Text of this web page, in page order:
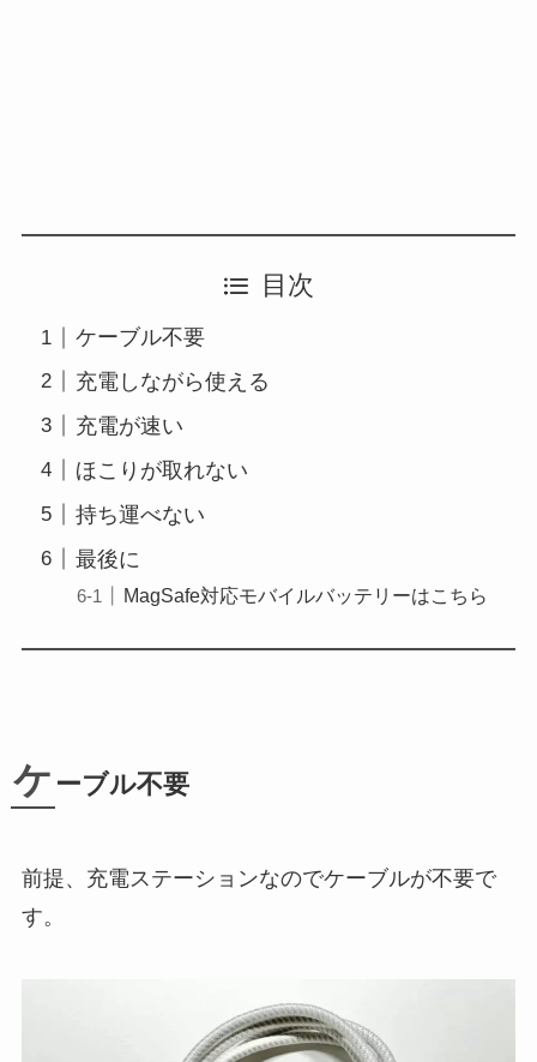
目次
ケーブル不要
充電しながら使える
充電が速い
ほこりが取れない
持ち運べない
最後に
MagSafe対応モバイルバッテリーはこちら
ケ ーブル不要
前提、充電ステーションなのでケーブルが不要で
す。